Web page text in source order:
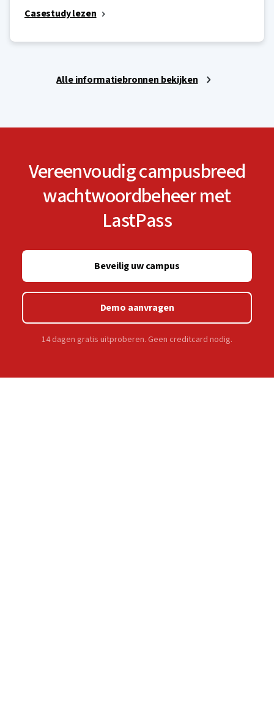
Casestudy lezen
Alle informatiebronnen bekijken
Vereenvoudig campusbreed
wachtwoordbeheer met
LastPass
Beveilig uw campus
Demo aanvragen
14 dagen gratis uitproberen. Geen creditcard nodig.